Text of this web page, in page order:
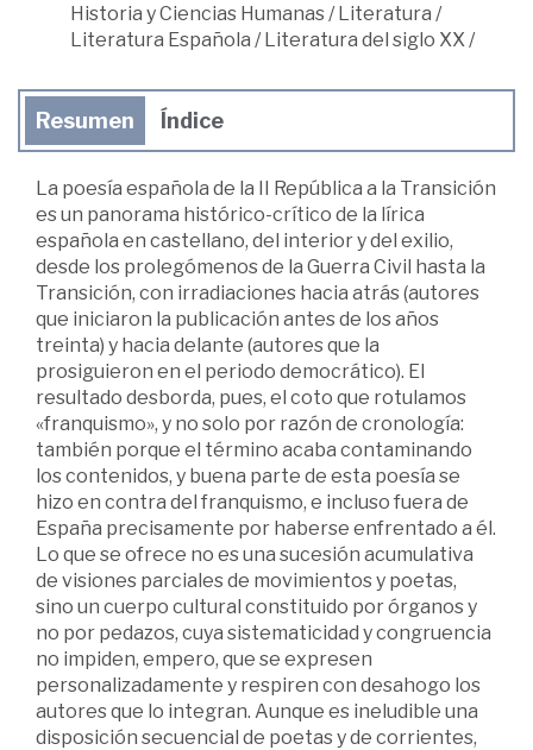
Historia y Ciencias Humanas /Literatura /
Literatura Española /Literatura del siglo XX /
Resumen Índice
La poesía española de la II República a la Transición
es un panorama histórico-crítico de la lírica
española en castellano, del interior y del exilio,
desde los prolegómenos de la Guerra Civil hasta la
Transición, con irradiaciones hacia atrás (autores
que iniciaron la publicación antes de los años
treinta) y hacia delante (autores que la
prosiguieron en el periodo democrático). El
resultado desborda, pues, el coto que rotulamos
«franquismo», y no solo por razón de cronología:
también porque el término acaba contaminando
los contenidos, y buena parte de esta poesía se
hizo en contra del franquismo, e incluso fuera de
España precisamente por haberse enfrentado a él.
Lo que se ofrece no es una sucesión acumulativa
de visiones parciales de movimientos y poetas,
sino un cuerpo cultural constituido por órganos y
no por pedazos, cuya sistematicidad y congruencia
no impiden, empero, que se expresen
personalizadamente y respiren con desahogo los
autores que lo integran. Aunque es ineludible una
disposición secuencial de poetas y de corrientes,